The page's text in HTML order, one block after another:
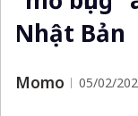
Nhật Bản
Momo 05/02/